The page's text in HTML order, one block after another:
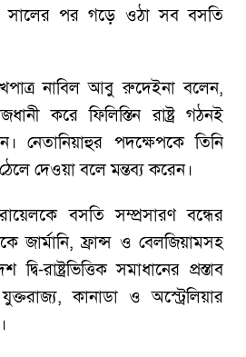
পর গড়ে ওঠা সব বসতি
নাবিল আবু রুদেইনা বলেন,
করে ফিলিস্তিন রাষ্ট্র গঠনই
নেতানিয়াহুর পদক্ষেপকে তিনি
দেওয়া বলে মন্তব্য করেন।
বসতি সম্প্রসারণ বন্ধের
জার্মানি, ফ্রান্স ও বেলজিয়ামসহ
রাষ্ট্রভিত্তিক সমাধানের প্রস্তাব
কানাডা ও অস্ট্রেলিয়ার